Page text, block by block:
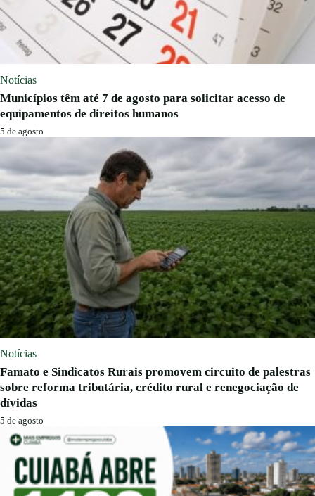
Notícias
Municípios têm até 7 de agosto para solicitar acesso de
equipamentos de direitos humanos
5 de agosto
Notícias
Famato e Sindicatos Rurais promovem circuito de palestras
sobre reforma tributária, crédito rural e renegociação de
dívidas
5 de agosto